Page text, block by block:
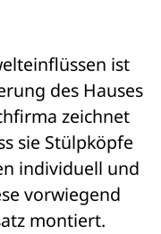
ist
des Hauses
zeichnet
sie Stülpköpfe
individuell und
vorwiegend
montiert.